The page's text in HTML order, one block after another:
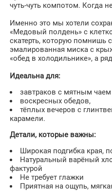
чуть-чуть компотом. Когда
Именно это мы хотели
«Медовый полдень» с
скатерть, которую помнишь
эмалированная миска с
«обед в холодильнике», а
Идеальна для:
завтраков с мятным
воскресных обедов,
тёплых вечеров с
карамели.
Детали, которые важны:
Широкая подгибка края,
Натуральный варёный
фактурой
Не требует глажки
Приятная на ощупь,